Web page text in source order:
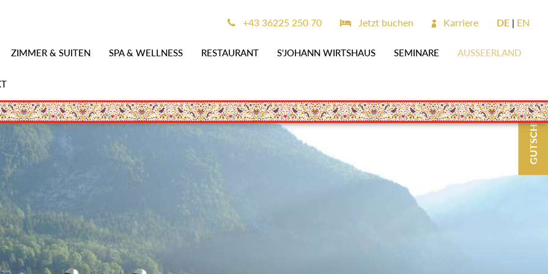
ZIMMER & SUITEN SPA & WELLNESS RESTAURANT S'JOHANN WIRTSHAUS SEMINARE AUSSEERLAND
+43 36225 250 70 Jetzt buchen Karriere DE EN
GUTSCHEINE